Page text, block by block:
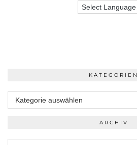
KATEGORIEN
Kategorien
ARCHIV
Archiv